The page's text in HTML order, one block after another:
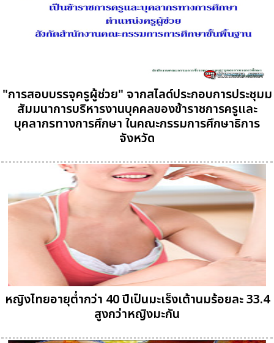
"การสอบบรรจุครูผู้ช่วย" จากสไลด์ประกอบการประชุมม
สัมมนาการบริหารงานบุคคลของข้าราชการครูและ
บุคลากรทางการศึกษา ในคณะกรรมการศึกษาธิการ
จังหวัด
หญิงไทยอายุต่ำกว่า 40 ปีเป็นมะเร็งเต้านมร้อยละ 33.4
สูงกว่าหญิงมะกัน